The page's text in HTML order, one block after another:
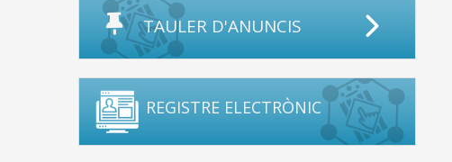
TAULER D'ANUNCIS
REGISTRE ELECTRÒNIC